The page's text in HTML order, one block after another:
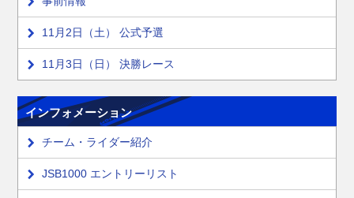
11月2日（土） 公式予選
11月3日（日） 決勝レース
インフォメーション
チーム・ライダー紹介
JSB1000 エントリーリスト